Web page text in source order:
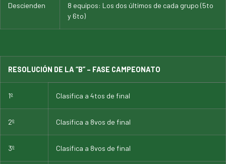
Descienden
8 equipos: Los dos últimos de cada grupo (5to
y 6to)
RESOLUCIÓN DE LA “B” – FASE CAMPEONATO
1º Clasifica a 4tos de final
2º Clasifica a 8vos de final
3º Clasifica a 8vos de final